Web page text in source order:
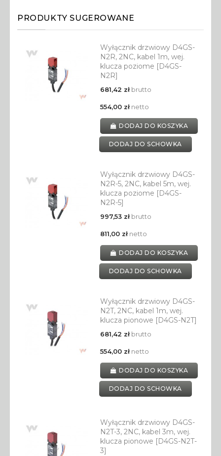
PRODUKTY SUGEROWANE
Wyłącznik drzwiowy D4GS-
N2R, 2NC, kabel 1m, wej.
klucza poziome [D4GS-
N2R]
681,42 złbrutto
554,00 złnetto
DODAJ DO KOSZYKA
DODAJ DO SCHOWKA
Wyłącznik drzwiowy D4GS-
N2R-5, 2NC, kabel 5m, wej.
klucza poziome [D4GS-
N2R-5]
997,53 złbrutto
811,00 złnetto
DODAJ DO KOSZYKA
DODAJ DO SCHOWKA
Wyłącznik drzwiowy D4GS-
N2T, 2NC, kabel 1m, wej.
klucza pionowe [D4GS-N2T]
681,42 złbrutto
554,00 złnetto
DODAJ DO KOSZYKA
DODAJ DO SCHOWKA
Wyłącznik drzwiowy D4GS-
N2T-3, 2NC, kabel 3m, wej.
klucza pionowe [D4GS-N2T-
3]